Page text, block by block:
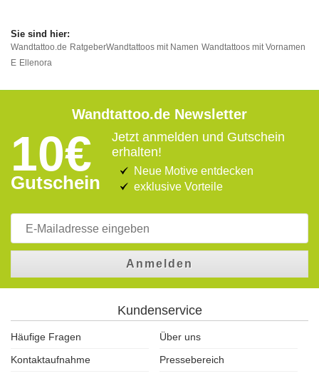
Wandtattoo.de RatgeberWandtattoos mit Namen Wandtattoos mit Vornamen
E Ellenora
Wandtattoo.de Newsletter
10€
Gutschein
Jetzt anmelden und Gutschein
erhalten!
Neue Motive entdecken
exklusive Vorteile
Anmelden
Kundenservice
Häufige Fragen
Über uns
Kontaktaufnahme
Pressebereich